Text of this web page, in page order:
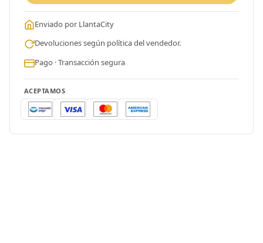
Enviado por LlantaCity
Devoluciones según política del vendedor.
Pago · Transacción segura
ACEPTAMOS